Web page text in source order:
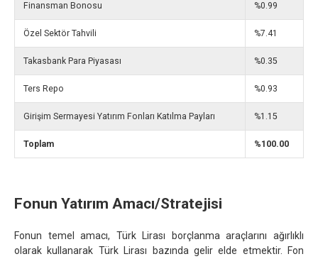
Finansman Bonosu %0.99
Özel Sektör Tahvili %7.41
Takasbank Para Piyasası %0.35
Ters Repo %0.93
Girişim Sermayesi Yatırım Fonları Katılma Payları %1.15
Toplam %100.00
Fonun Yatırım Amacı/Stratejisi
Fonun temel amacı, Türk Lirası borçlanma araçlarını ağırlıklı
olarak kullanarak Türk Lirası bazında gelir elde etmektir. Fon